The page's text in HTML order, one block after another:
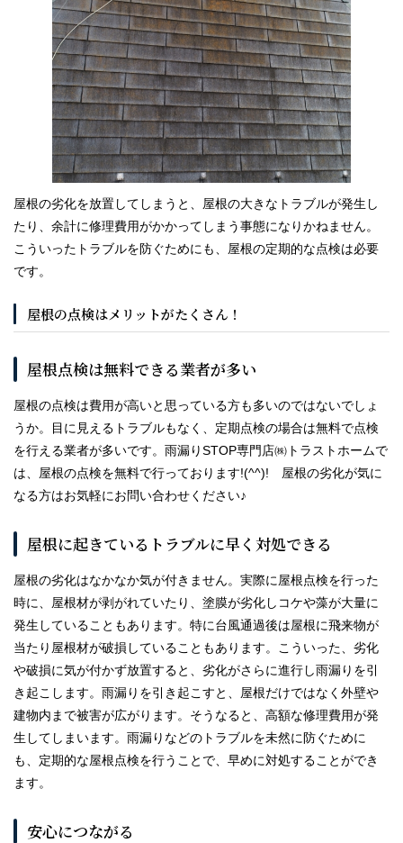
屋根の劣化を放置してしまうと、屋根の大きなトラブルが発生し
たり、余計に修理費用がかかってしまう事態になりかねません。
こういったトラブルを防ぐためにも、屋根の定期的な点検は必要
です。
屋根の点検はメリットがたくさん！
屋根点検は無料できる業者が多い
屋根の点検は費用が高いと思っている方も多いのではないでしょ
うか。目に見えるトラブルもなく、定期点検の場合は無料で点検
を行える業者が多いです。雨漏りSTOP専門店㈱トラストホームで
は、屋根の点検を無料で行っております!(^^)! 屋根の劣化が気に
なる方はお気軽にお問い合わせください♪
屋根に起きているトラブルに早く対処できる
屋根の劣化はなかなか気が付きません。実際に屋根点検を行った
時に、屋根材が剥がれていたり、塗膜が劣化しコケや藻が大量に
発生していることもあります。特に台風通過後は屋根に飛来物が
当たり屋根材が破損していることもあります。こういった、劣化
や破損に気が付かず放置すると、劣化がさらに進行し雨漏りを引
き起こします。雨漏りを引き起こすと、屋根だけではなく外壁や
建物内まで被害が広がります。そうなると、高額な修理費用が発
生してしまいます。雨漏りなどのトラブルを未然に防ぐために
も、定期的な屋根点検を行うことで、早めに対処することができ
ます。
安心につながる